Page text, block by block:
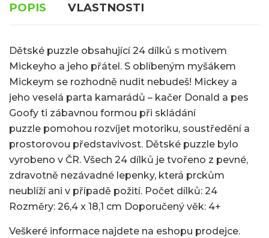
POPIS VLASTNOSTI
Dětské puzzle obsahující 24 dílků s motivem
Mickeyho a jeho přátel. S oblíbeným myšákem
Mickeym se rozhodně nudit nebudeš! Mickey a
jeho veselá parta kamarádů – kačer Donald a pes
Goofy ti zábavnou formou při skládání
puzzle pomohou rozvíjet motoriku, soustředění a
prostorovou představivost. Dětské puzzle bylo
vyrobeno v ČR. Všech 24 dílků je tvořeno z pevné,
zdravotně nezávadné lepenky, která prckům
neublíží ani v případě požití. Počet dílků: 24
Rozměry: 26,4 x 18,1 cm Doporučený věk: 4+
Veškeré informace najdete na eshopu prodejce.